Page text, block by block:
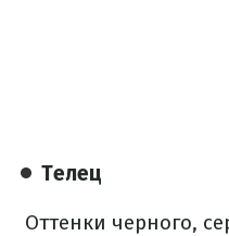
Телец
Оттенки черного,